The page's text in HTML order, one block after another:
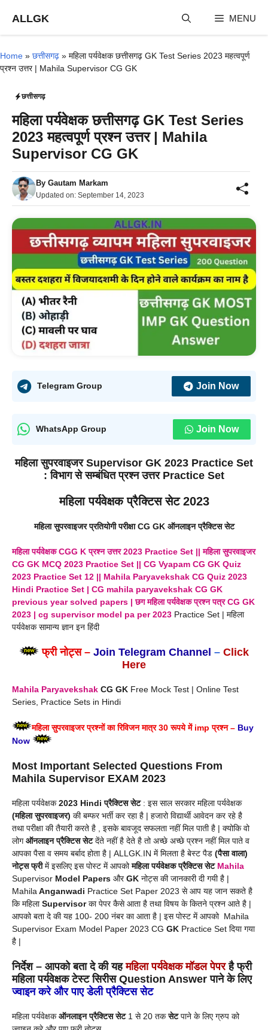
content
ALLGK MENU
Home » छत्तीसगढ़ » महिला पर्यवेक्षक छत्तीसगढ़ GK Test Series 2023 महत्वपूर्ण
प्रश्न उत्तर | Mahila Supervisor CG GK
छत्तीसगढ़
महिला पर्यवेक्षक छत्तीसगढ़ GK Test Series
2023 महत्वपूर्ण प्रश्न उत्तर | Mahila
Supervisor CG GK
By Gautam Markam
Updated on: September 14, 2023
Telegram Group Join Now
WhatsApp Group Join Now
महिला सुपरवाइजर Supervisor GK 2023 Practice Set
: विभाग से सम्बंधित प्रश्न उत्तर Practice Set
महिला पर्यवेक्षक प्रैक्टिस सेट 2023
महिला सुपरवाइजर प्रतियोगी परीक्षाCG GK ऑनलाइन प्रैक्टिस सेट
महिला पर्यवेक्षकCGG Kप्रश्न उत्तर 2023 Practice Set || महिला सुपरवाइजर
CG GK MCQ 2023 Practice Set || CG Vyapam CG GK Quiz
2023 Practice Set 12 || Mahila Paryavekshak CG Quiz 2023
Hindi Practice Set | CG mahila paryavekshak CG GK
previous year solved papers | छग महिला पर्यवेक्षक प्रश्न पत्र CG GK
2023 | cg supervisor model pa per 2023 Practice Set | महिला
पर्यवेक्षक सामान्य ज्ञान इन हिंदी
फ्री नोट्स – Join Telegram Channel – Click
Here
Mahila Paryavekshak CG GK Free Mock Test | Online Test
Series, Practice Sets in Hindi
महिला सुपरवाइजर प्रश्नों का रिविजन मात्र 30 रूपये में imp प्रश्न – Buy
Now
Most Important Selected Questions From
Mahila Supervisor EXAM 2023
महिला पर्यवेक्षक2023 Hindiप्रैक्टिस सेट: इस साल सरकार महिला पर्यवेक्षक
(महिला सुपरवाइजर) की बम्फर भर्ती कर रहा है | हजारो विद्यार्थी आवेदन कर रहे है
तथा परीक्षा की तैयारी करते है , इसके बावजूद सफलता नहीं मिल पाती है | क्योकि वो
लोगऑनलाइन प्रैक्टिस सेटदेंते नहीं है देते है तो अच्छे अच्छे प्रश्न नहीं मिल पाते व
आपका पैसा व समय बर्बाद होता है | ALLGK.IN में मिलता है बेस्ट पैड (पैसा वाला)
नोट्स फ्रीमें इसलिए इस पोस्ट में आपकोमहिला पर्यवेक्षक प्रैक्टिस सेट Mahila
Supervisor Model Papers औरGK नोट्स की जानकारी दी गयी है |
Mahila Anganwadi Practice Set Paper 2023 से आप यह जान सकते है
कि महिलाSupervisorका पेपर कैसे आता है तथा विषय के कितने प्रश्न आते है |
आपको बता दे की यह 100- 200 नंबर का आता है | इस पोस्ट में आपको Mahila
Supervisor Exam Model Paper 2023 CG GK Practice Set दिया गया
है |
निर्देश – आपको बता दे की यहमहिला पर्यवेक्षक मॉडलपेपर हैफ्री
महिला पर्यवेक्षक टेस्ट सिरीस Question Answer पाने के लिए
ज्वाइन करेऔर पाएडेली प्रैक्टिस सेट
महिला पर्यवेक्षकऑनलाइन प्रैक्टिस सेट1 से 20 तकसेटपाने के लिए ग्रुप को